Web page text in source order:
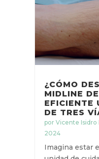
¿CÓMO
MIDLINE DE
EFICIENTE
LLAVES DE